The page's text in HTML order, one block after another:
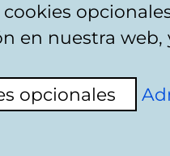
Contact
en nuestra web,
opcionales